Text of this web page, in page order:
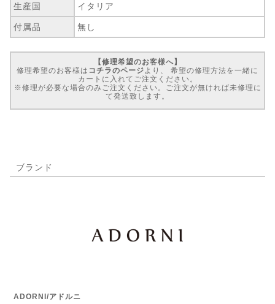
生産国 イタリア
付属品 無し
【修理希望のお客様へ】
修理希望のお客様は コチラのページより、 希望の修理方法を一緒に
カートに入れてご注文ください。
※修理が必要な場合のみご注文ください。ご注文が無ければ未修理に
て発送致します。
ブランド
ADORNI/アドルニ